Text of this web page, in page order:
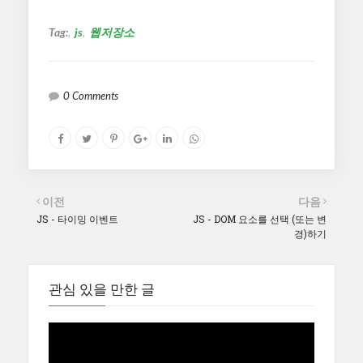
Tag: js 웹저장소
0 Comments
다음
JS - DOM 요소를 선택 (또는 변
경)하기
이전
JS - 타이밍 이벤트
관심 있을 만한 글